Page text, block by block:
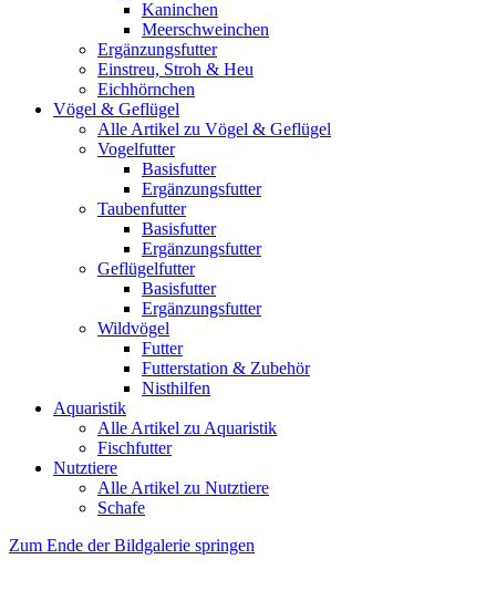
Kaninchen
Meerschweinchen
Ergänzungsfutter
Einstreu, Stroh & Heu
Eichhörnchen
Vögel & Geflügel
Alle Artikel zu Vögel & Geflügel
Vogelfutter
Basisfutter
Ergänzungsfutter
Taubenfutter
Basisfutter
Ergänzungsfutter
Geflügelfutter
Basisfutter
Ergänzungsfutter
Wildvögel
Futter
Futterstation & Zubehör
Nisthilfen
Aquaristik
Alle Artikel zu Aquaristik
Fischfutter
Nutztiere
Alle Artikel zu Nutztiere
Schafe
Zum Ende der Bildgalerie springen